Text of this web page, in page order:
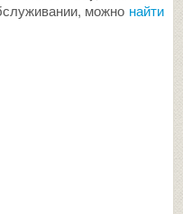
можно найти